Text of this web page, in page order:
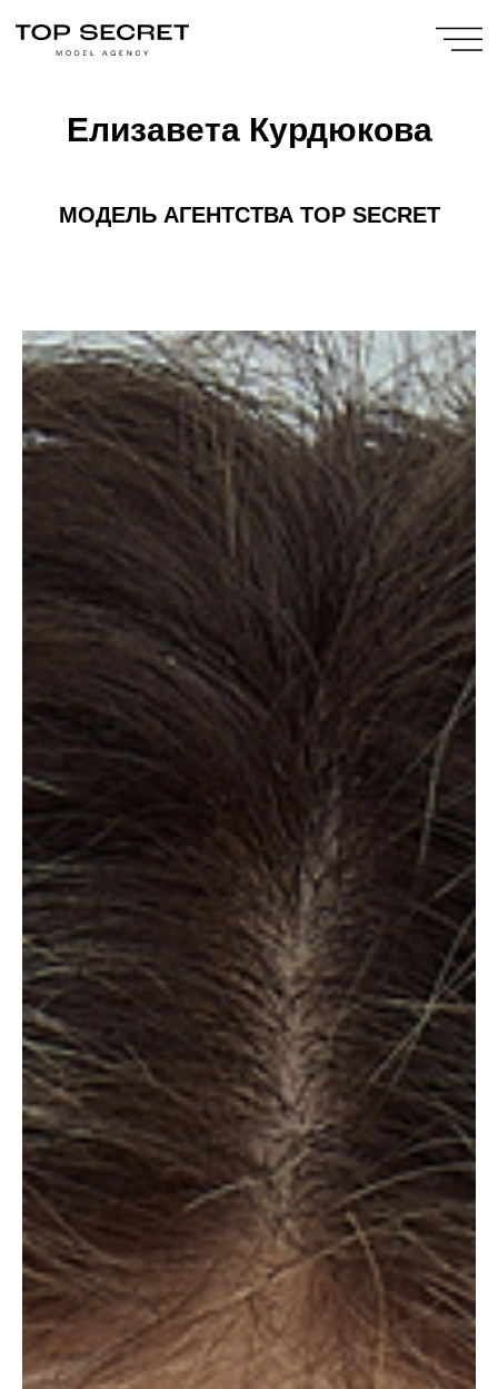
Елизавета Курдюкова
МОДЕЛЬАГЕНТСТВА TOP SECRET